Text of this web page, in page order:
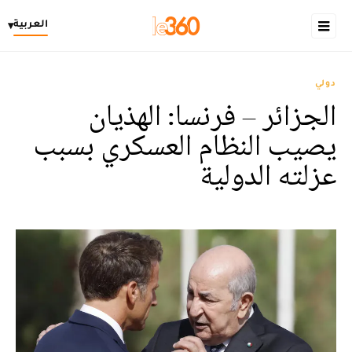
العربية▾
دولي
الجزائر – فرنسا: الهذيان
يصيب النظام العسكري بسبب
عزلته الدولية